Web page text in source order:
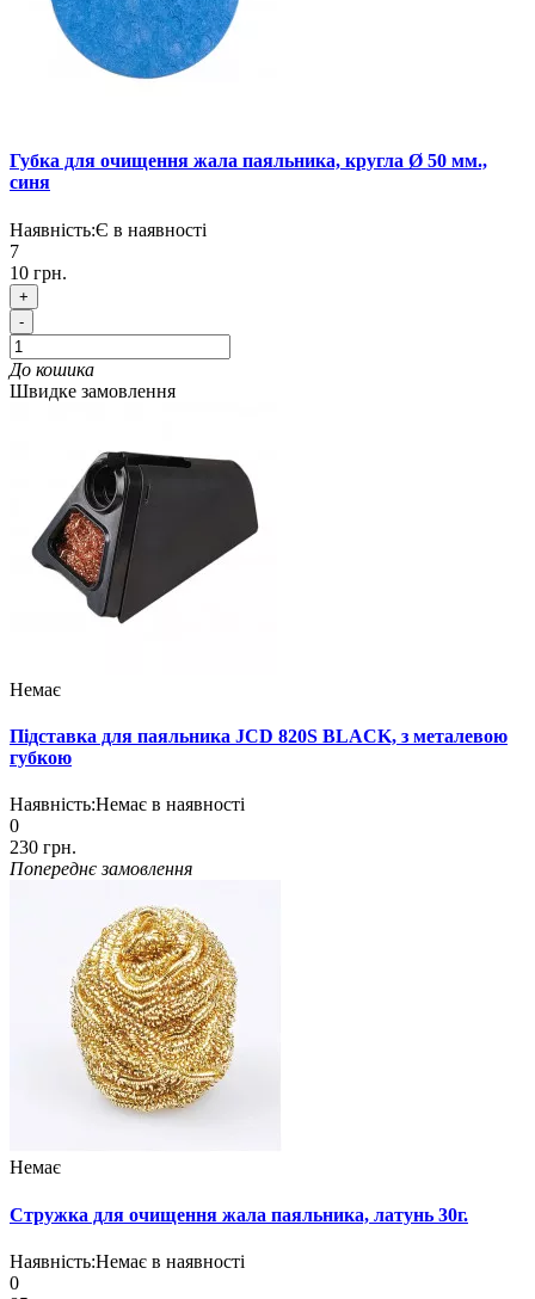
Губка для очищення жала паяльника, кругла Ø 50 мм.,
синя
Наявність:Є в наявності
7
10 грн.
+
-
До кошика
Швидке замовлення
Немає
Підставка для паяльника JCD 820S BLACK, з металевою
губкою
Наявність:Немає в наявності
0
230 грн.
Попереднє замовлення
Немає
Стружка для очищення жала паяльника, латунь 30г.
Наявність:Немає в наявності
0